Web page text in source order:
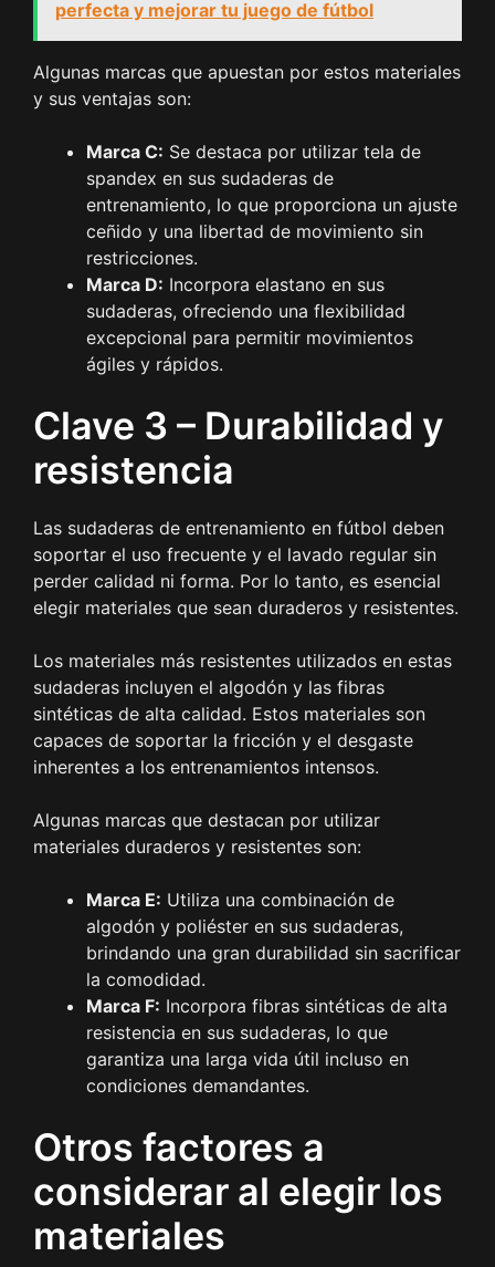
perfecta y mejorar tu juego de fútbol
Algunas marcas que apuestan por estos materiales
y sus ventajas son:
Marca C: Se destaca por utilizar tela de
spandex en sus sudaderas de
entrenamiento, lo que proporciona un ajuste
ceñido y una libertad de movimiento sin
restricciones.
Marca D: Incorpora elastano en sus
sudaderas, ofreciendo una flexibilidad
excepcional para permitir movimientos
ágiles y rápidos.
Clave 3 – Durabilidad y
resistencia
Las sudaderas de entrenamiento en fútbol deben
soportar el uso frecuente y el lavado regular sin
perder calidad ni forma. Por lo tanto, es esencial
elegir materiales que sean duraderos y resistentes.
Los materiales más resistentes utilizados en estas
sudaderas incluyen el algodón y las fibras
sintéticas de alta calidad. Estos materiales son
capaces de soportar la fricción y el desgaste
inherentes a los entrenamientos intensos.
Algunas marcas que destacan por utilizar
materiales duraderos y resistentes son:
Marca E: Utiliza una combinación de
algodón y poliéster en sus sudaderas,
brindando una gran durabilidad sin sacrificar
la comodidad.
Marca F: Incorpora fibras sintéticas de alta
resistencia en sus sudaderas, lo que
garantiza una larga vida útil incluso en
condiciones demandantes.
Otros factores a
considerar al elegir los
materiales